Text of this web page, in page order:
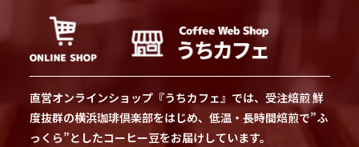
直営オンラインショップ『うちカフェ』では、受注焙煎 鮮
度抜群の横浜珈琲倶楽部をはじめ、低温・長時間焙煎で”ふ
っくら”としたコーヒー豆をお届けしています。